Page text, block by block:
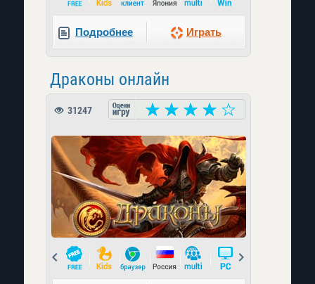
Подробнее Играть
Драконы онлайн
31247
Prev